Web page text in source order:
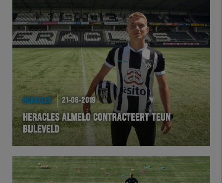
HERACLES 21-06-2019
HERACLES ALMELO CONTRACTEERT TEUN
BIJLEVELD